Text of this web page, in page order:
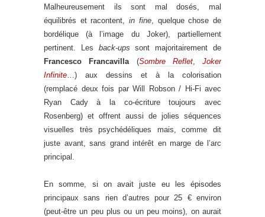
Malheureusement ils sont mal dosés, mal
équilibrés et racontent,in fine, quelque chose de
bordélique (à l’image du Joker), partiellement
pertinent. Les back-ups sont majoritairement de
Francesco Francavilla(Sombre Reflet, Joker
Infinite…) aux dessins et à la colorisation
(remplacé deux fois par Will Robson / Hi-Fi avec
Ryan Cady à la co-écriture toujours avec
Rosenberg) et offrent aussi de jolies séquences
visuelles très psychédéliques mais, comme dit
juste avant, sans grand intérêt en marge de l’arc
principal.
En somme, si on avait juste eu les épisodes
principaux sans rien d’autres pour 25 € environ
(peut-être un peu plus ou un peu moins), on aurait